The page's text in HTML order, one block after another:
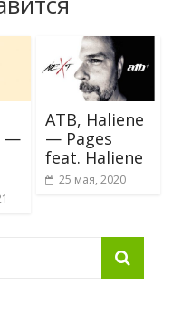
—
ATB, Haliene
— Pages
feat. Haliene
25 мая, 2020